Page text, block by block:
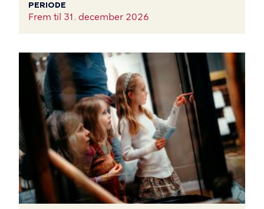
PERIODE
Frem til 31. december 2026
BILLEDE